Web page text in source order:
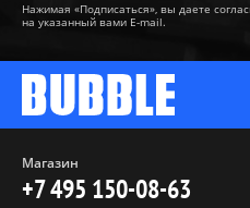
Нажимая «Подписаться», вы даете
на указанный вами E-mail.
Магазин
+7 495 150-08-63